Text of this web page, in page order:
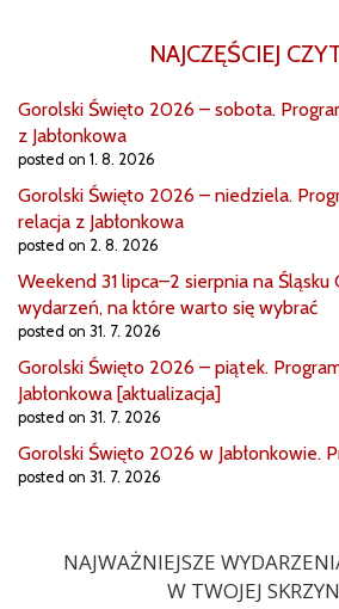
NAJCZĘŚCIEJ
Gorolski Święto 2026 – sobota.
z Jabłonkowa
posted on 1. 8. 2026
Gorolski Święto 2026 – niedziela.
relacja z Jabłonkowa
posted on 2. 8. 2026
Weekend 31 lipca–2 sierpnia na Śląsku
wydarzeń, na które warto się wybrać
posted on 31. 7. 2026
Gorolski Święto 2026 – piątek.
Jabłonkowa [aktualizacja]
posted on 31. 7. 2026
Gorolski Święto 2026 w Jabłonkowie.
posted on 31. 7. 2026
NAJWAŻNIEJSZE
W TWOJEJ